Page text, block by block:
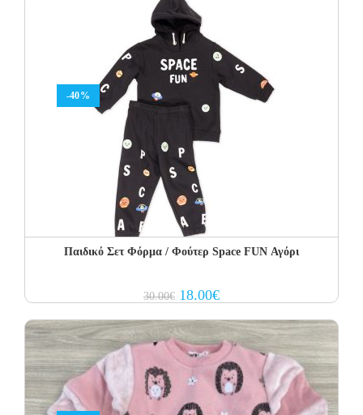
-40%
Παιδικό Σετ Φόρμα / Φούτερ Space FUN Αγόρι
30.00€ Original
price
30.00€.
18.00€Current
price
18.00€.